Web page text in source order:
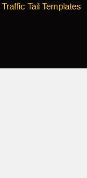
Traffic Tail Templates